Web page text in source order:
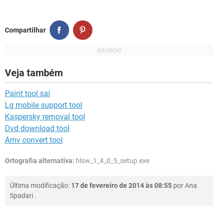
Compartilhar
Veja também
Paint tool sai
Lg mobile support tool
Kaspersky removal tool
Dvd download tool
Amv convert tool
Ortografia alternativa: hlsw_1_4_0_5_setup.exe
Última modificação: 17 de fevereiro de 2014 às 08:55 porAna
Spadari .